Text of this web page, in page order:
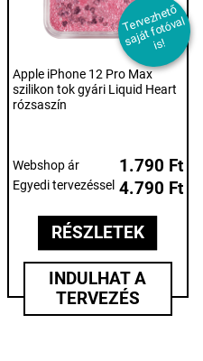
T
er
v
e
z
h
et
ő
s
aj
át f
ot
ó
v
al
i
s!
Apple iPhone 12 Pro Max
szilikon tok gyári Liquid Heart
rózsaszín
Webshop ár 1.790 Ft
Egyedi tervezéssel 4.790 Ft
RÉSZLETEK
INDULHAT A
TERVEZÉS